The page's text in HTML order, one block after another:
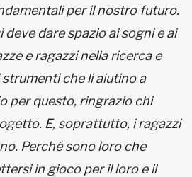
per il nostro futuro.
dare spazio ai sogni e ai
e ragazzi nella ricerca e
che li aiutino a
per questo, ringrazio chi
E, soprattutto, i ragazzi
Perché sono loro che
in gioco per il loro e il